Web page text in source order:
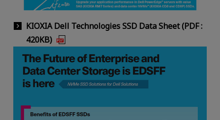
KIOXIA Dell Technologies SSD Data Sheet (PDF :
420KB)